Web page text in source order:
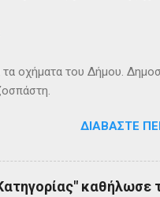
τα οχήματα του Δήμου.
ΔΙΑΒΆΣΤΕ
καθήλωσε